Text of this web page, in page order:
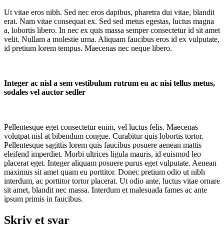
Ut vitae eros nibh. Sed nec eros dapibus, pharetra dui vitae, blandit
erat. Nam vitae consequat ex. Sed sed metus egestas, luctus magna
a, lobortis libero. In nec ex quis massa semper consectetur id sit amet
velit. Nullam a molestie urna. Aliquam faucibus eros id ex vulputate,
id pretium lorem tempus. Maecenas nec neque libero.
Integer ac nisl a sem vestibulum rutrum eu ac nisi tellus metus,
sodales vel auctor sedler
Pellentesque eget consectetur enim, vel luctus felis. Maecenas
volutpat nisl at bibendum congue. Curabitur quis lobortis tortor.
Pellentesque sagittis lorem quis faucibus posuere aenean mattis
eleifend imperdiet. Morbi ultrices ligula mauris, id euismod leo
placerat eget. Integer aliquam posuere purus eget vulputate. Aenean
maximus sit amet quam eu porttitor. Donec pretium odio ut nibh
interdum, ac porttitor tortor placerat. Ut odio ante, luctus vitae ornare
sit amet, blandit nec massa. Interdum et malesuada fames ac ante
ipsum primis in faucibus.
Skriv et svar